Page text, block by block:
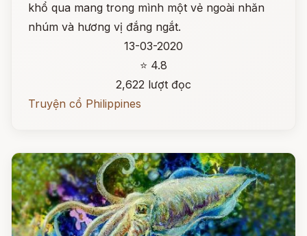
khổ qua mang trong mình một vẻ ngoài nhăn
nhúm và hương vị đắng ngắt.
13-03-2020
⭐ 4.8
2,622 lượt đọc
Truyện cổ Philippines